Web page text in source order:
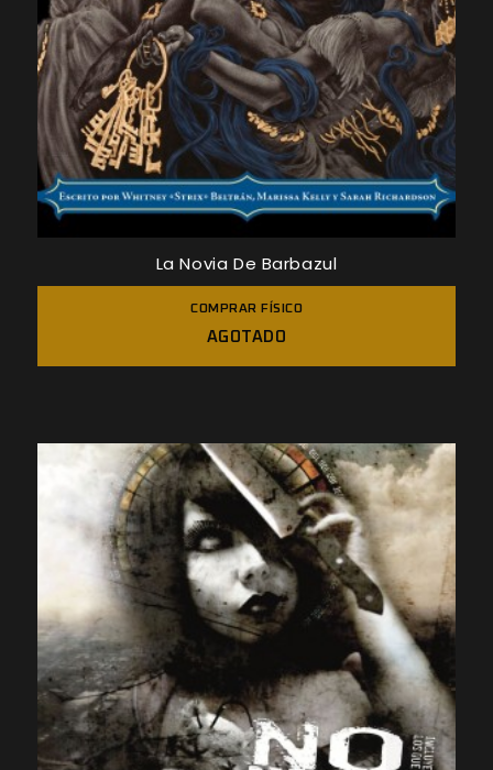
La Novia De Barbazul
COMPRAR FÍSICO
AGOTADO